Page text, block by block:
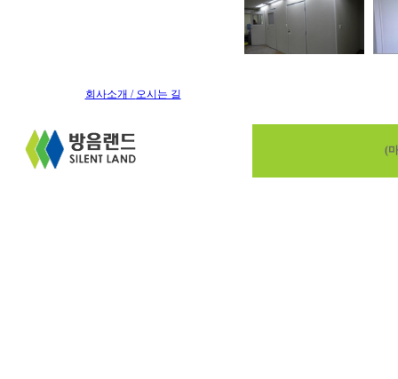
회사소개 / 오시는 길
(